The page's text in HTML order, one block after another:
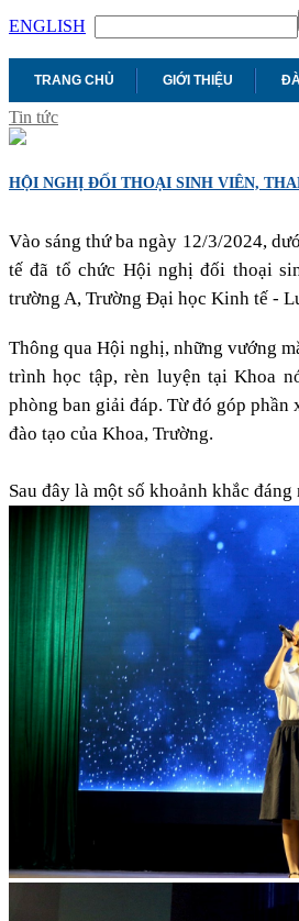
ENGLISH
TRANG CHỦ GIỚI THIỆU
Tin tức
HỘI NGHỊ ĐỐI THOẠI SINH VIÊN,
Vào sáng thứ ba ngày 12/3/2024,
tế đã tổ chức Hội nghị đối thoại
trường A, Trường Đại học Kinh tế -
Thông qua Hội nghị, những vướng
trình học tập, rèn luyện tại Khoa
phòng ban giải đáp. Từ đó góp
đào tạo của Khoa, Trường.
Sau đây là một số khoảnh khắc